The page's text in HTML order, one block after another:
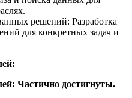
решений: Разработка
для конкретных задач и
Частично достигнуты.